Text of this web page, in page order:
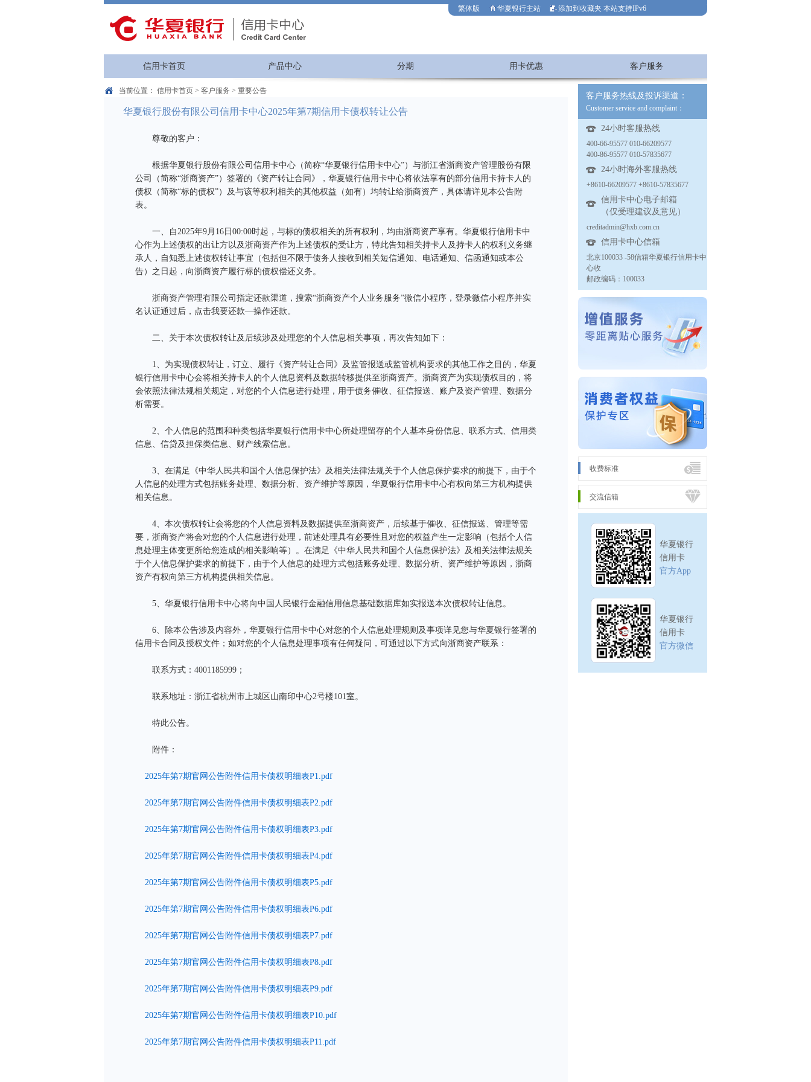
繁体版 华夏银行主站 添加到收藏夹 本站支持IPv6
信用卡首页 产品中心 分期 用卡优惠 客户服务
当前位置： 信用卡首页 > 客户服务 > 重要公告
华夏银行股份有限公司信用卡中心2025年第7期信用卡债权转让公告
尊敬的客户：
根据华夏银行股份有限公司信用卡中心（简称“华夏银行信用卡中心”）与浙江省浙商资产管理股份有限
公司（简称“浙商资产”）签署的《资产转让合同》，华夏银行信用卡中心将依法享有的部分信用卡持卡人的
债权（简称“标的债权”）及与该等权利相关的其他权益（如有）均转让给浙商资产，具体请详见本公告附
表。
一、自2025年9月16日00:00时起，与标的债权相关的所有权利，均由浙商资产享有。华夏银行信用卡中
心作为上述债权的出让方以及浙商资产作为上述债权的受让方，特此告知相关持卡人及持卡人的权利义务继
承人，自知悉上述债权转让事宜（包括但不限于债务人接收到相关短信通知、电话通知、信函通知或本公
告）之日起，向浙商资产履行标的债权偿还义务。
浙商资产管理有限公司指定还款渠道，搜索“浙商资产个人业务服务”微信小程序，登录微信小程序并实
名认证通过后，点击我要还款—操作还款。
二、关于本次债权转让及后续涉及处理您的个人信息相关事项，再次告知如下：
1、为实现债权转让，订立、履行《资产转让合同》及监管报送或监管机构要求的其他工作之目的，华夏
银行信用卡中心会将相关持卡人的个人信息资料及数据转移提供至浙商资产。浙商资产为实现债权目的，将
会依照法律法规相关规定，对您的个人信息进行处理，用于债务催收、征信报送、账户及资产管理、数据分
析需要。
2、个人信息的范围和种类包括华夏银行信用卡中心所处理留存的个人基本身份信息、联系方式、信用类
信息、信贷及担保类信息、财产线索信息。
3、在满足《中华人民共和国个人信息保护法》及相关法律法规关于个人信息保护要求的前提下，由于个
人信息的处理方式包括账务处理、数据分析、资产维护等原因，华夏银行信用卡中心有权向第三方机构提供
相关信息。
4、本次债权转让会将您的个人信息资料及数据提供至浙商资产，后续基于催收、征信报送、管理等需
要，浙商资产将会对您的个人信息进行处理，前述处理具有必要性且对您的权益产生一定影响（包括个人信
息处理主体变更所给您造成的相关影响等）。在满足《中华人民共和国个人信息保护法》及相关法律法规关
于个人信息保护要求的前提下，由于个人信息的处理方式包括账务处理、数据分析、资产维护等原因，浙商
资产有权向第三方机构提供相关信息。
5、华夏银行信用卡中心将向中国人民银行金融信用信息基础数据库如实报送本次债权转让信息。
6、除本公告涉及内容外，华夏银行信用卡中心对您的个人信息处理规则及事项详见您与华夏银行签署的
信用卡合同及授权文件；如对您的个人信息处理事项有任何疑问，可通过以下方式向浙商资产联系：
联系方式：4001185999；
联系地址：浙江省杭州市上城区山南印中心2号楼101室。
特此公告。
附件：
2025年第7期官网公告附件信用卡债权明细表P1.pdf
2025年第7期官网公告附件信用卡债权明细表P2.pdf
2025年第7期官网公告附件信用卡债权明细表P3.pdf
2025年第7期官网公告附件信用卡债权明细表P4.pdf
2025年第7期官网公告附件信用卡债权明细表P5.pdf
2025年第7期官网公告附件信用卡债权明细表P6.pdf
2025年第7期官网公告附件信用卡债权明细表P7.pdf
2025年第7期官网公告附件信用卡债权明细表P8.pdf
2025年第7期官网公告附件信用卡债权明细表P9.pdf
2025年第7期官网公告附件信用卡债权明细表P10.pdf
2025年第7期官网公告附件信用卡债权明细表P11.pdf
客户服务热线及投诉渠道：
Customer service and complaint：
24小时客服热线
400-66-95577 010-66209577
400-86-95577 010-57835677
24小时海外客服热线
+8610-66209577 +8610-57835677
信用卡中心电子邮箱
（仅受理建议及意见）
creditadmin@hxb.com.cn
信用卡中心信箱
北京100033 -58信箱华夏银行信用卡中
心收
邮政编码：100033
收费标准
交流信箱
华夏银行
信用卡
官方App
华夏银行
信用卡
官方微信